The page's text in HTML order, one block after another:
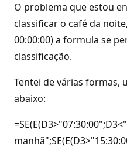
O problema que estou
classificar o café da
00:00:00) a formula se
classificação.
Tentei de várias formas,
abaixo: